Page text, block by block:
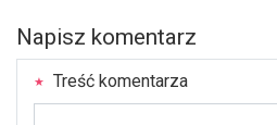
Napisz komentarz
Treść komentarza